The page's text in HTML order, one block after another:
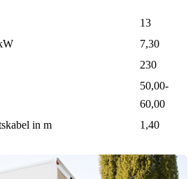
13
7,30
230
50,00-
60,00
in m
1,40